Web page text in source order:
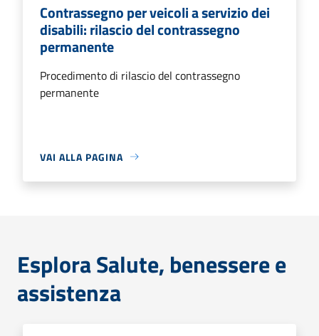
Contrassegno per veicoli a servizio dei
disabili: rilascio del contrassegno
permanente
Procedimento di rilascio del contrassegno
permanente
VAI ALLA PAGINA
Esplora Salute, benessere e
assistenza